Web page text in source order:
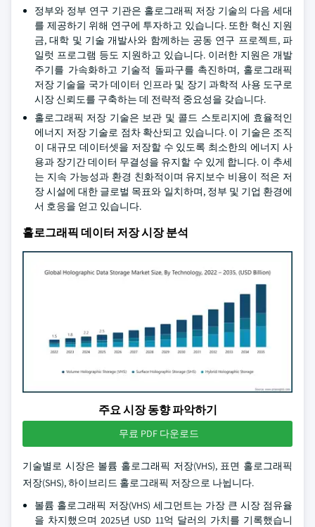
정부와 정부 연구 기관은 홀로그래픽 저장 기술의 다음 세대
를 제공하기 위해 연구에 투자하고 있습니다. 또한 혁신 지원
금, 대학 및 기술 개발사와 함께하는 공동 연구 프로젝트, 파
일럿 프로그램 등도 지원하고 있습니다. 이러한 지원은 개발
주기를 가속화하고 기술적 돌파구를 촉진하며, 홀로그래픽
저장 기술을 국가 데이터 인프라 및 장기 과학적 사용 도구로
시장 신뢰도를 구축하는 데 전략적 중요성을 갖습니다.
홀로그래픽 저장 기술은 보관 및 콜드 스토리지에 효율적인
에너지 저장 기술로 점차 확산되고 있습니다. 이 기술은 조직
이 대규모 데이터셋을 저장할 수 있도록 최소한의 에너지 사
용과 장기간 데이터 무결성을 유지할 수 있게 합니다. 이 추세
는 지속 가능성과 환경 친화적이며 유지보수 비용이 적은 저
장 시설에 대한 글로벌 목표와 일치하며, 정부 및 기업 환경에
서 호응을 얻고 있습니다.
홀로그래픽 데이터 저장 시장 분석
주요 시장 동향 파악하기
무료 PDF 다운로드
기술별로 시장은 볼륨 홀로그래픽 저장(VHS), 표면 홀로그래픽
저장(SHS), 하이브리드 홀로그래픽 저장으로 나뉩니다.
볼륨 홀로그래픽 저장(VHS) 세그먼트는 가장 큰 시장 점유율
을 차지했으며 2025년 USD 11억 달러의 가치를 기록했습니